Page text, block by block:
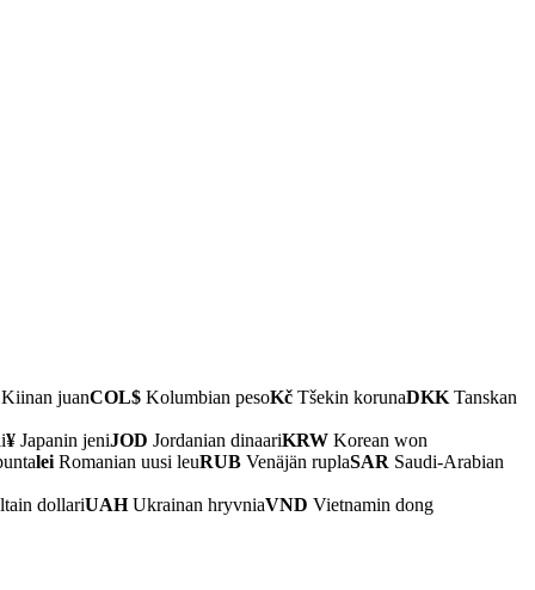
juanCOL$ Kolumbian pesoKč Tšekin korunaDKK Tanskan
¥ Japanin jeniJOD Jordanian dinaariKRW Korean won
lei Romanian uusi leuRUB Venäjän ruplaSAR Saudi-Arabian
dollariUAHUkrainan hryvniaVND Vietnamin dong